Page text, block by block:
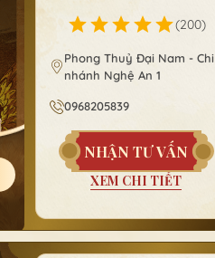
(200)
Phong Thuỷ Đại Nam - Chi
nhánh Nghệ An 1
0968205839
NHẬN TƯ VẤN
XEM CHI TIẾT